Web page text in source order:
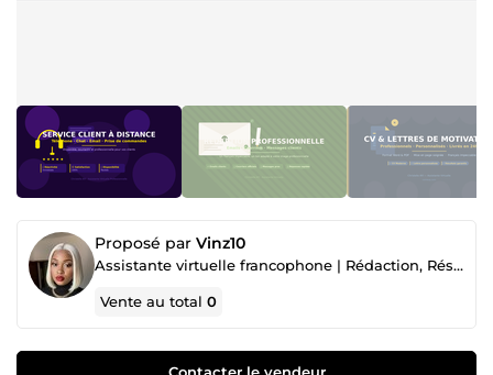
Proposé par Vinz10
Assistante virtuelle francophone | Rédaction, Réseaux sociaux, Saisie & Service client"
Vente au total0